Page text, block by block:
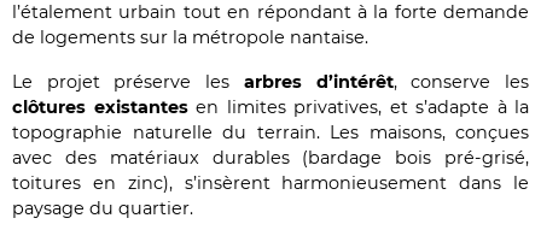
l’étalement urbain tout en répondant à la forte demande
de logements sur la métropole nantaise.
Le projet préserve les arbres d’intérêt, conserve les
clôtures existantesen limites privatives, et s’adapte à la
topographie naturelle du terrain. Les maisons, conçues
avec des matériaux durables (bardage bois pré-grisé,
toitures en zinc), s’insèrent harmonieusement dans le
paysage du quartier.